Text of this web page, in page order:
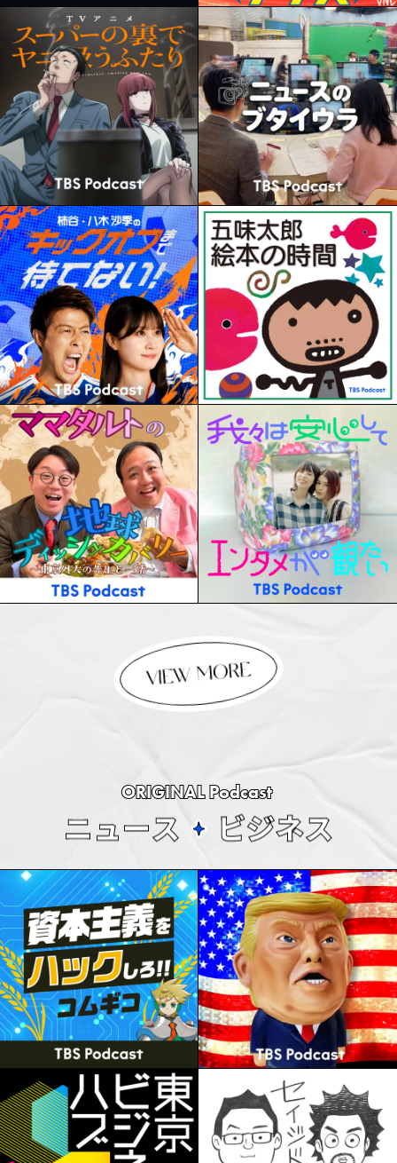
ORIGINAL Podcast
ニュース ビジネス